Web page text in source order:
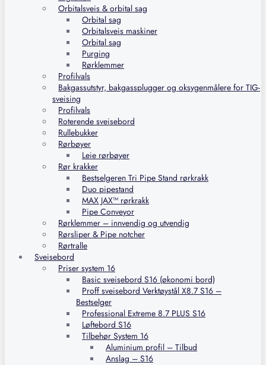
Orbitalsveis & orbital sag
Orbital sag
Orbitalsveis maskiner
Orbital sag
Purging
Rørklemmer
Profilvals
Bakgassutstyr, bakgassplugger og oksygenmålere for TIG-
sveising
Profilvals
Roterende sveisebord
Rullebukker
Rørbøyer
Leie rørbøyer
Rør krakker
Bestselgeren Tri Pipe Stand rørkrakk
Duo pipestand
MAX JAX™ rørkrakk
Pipe Conveyor
Rørklemmer – innvendig og utvendig
Rørsliper & Pipe notcher
Rørtralle
Sveisebord
Priser system 16
Basic sveisebord S16 (økonomi bord)
Proff sveisebord Verktøystål X8.7 S16 –
Bestselger
Professional Extreme 8.7 PLUS S16
Løftebord S16
Tilbehør System 16
Aluminium profil – Tilbud
Anslag – S16